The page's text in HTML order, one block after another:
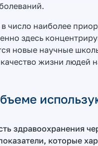
число наиболее
здесь
новые научные
жизни людей
здравоохранения
которые